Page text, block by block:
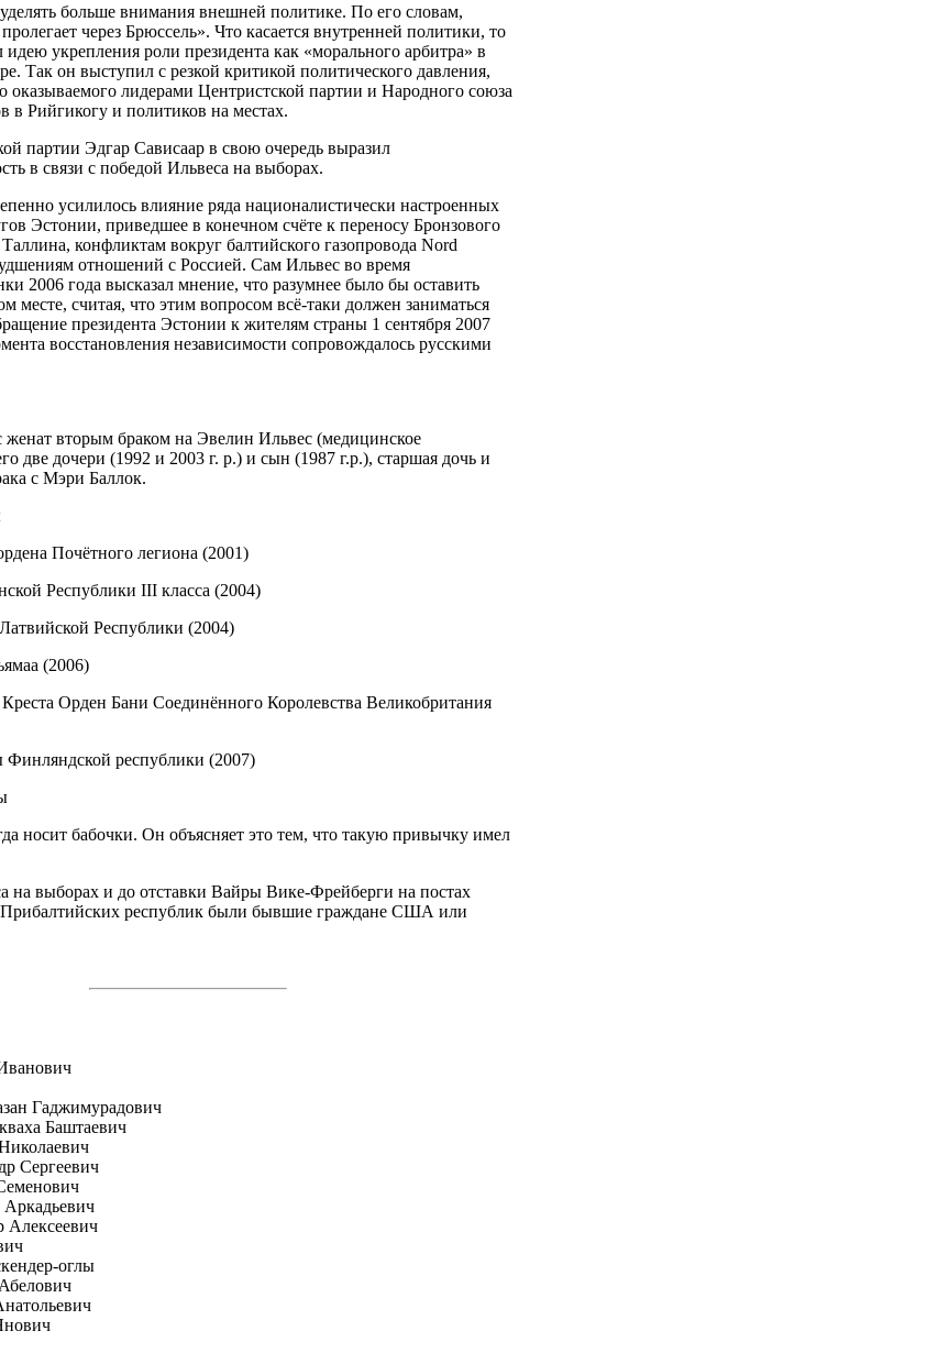
больше внимания внешней политике. По его словам,
через Брюссель». Что касается внутренней политики, то
укрепления роли президента как «морального арбитра» в
Так он выступил с резкой критикой политического давления,
оказываемого лидерами Центристской партии и Народного союза
в Рийгикогу и политиков на местах.
партии Эдгар Сависаар в свою очередь выразил
в связи с победой Ильвеса на выборах.
усилилось влияние ряда националистически настроенных
Эстонии, приведшее в конечном счёте к переносу Бронзового
Таллина, конфликтам вокруг балтийского газопровода Nord
отношений с Россией. Сам Ильвес во время
2006 года высказал мнение, что разумнее было бы оставить
месте, считая, что этим вопросом всё-таки должен заниматься
президента Эстонии к жителям страны 1 сентября 2007
восстановления независимости сопровождалось русскими
женат вторым браком на Эвелин Ильвес (медицинское
две дочери (1992 и 2003 г. р.) и сын (1987 г.р.), старшая дочь и
с Мэри Баллок.
Почётного легиона (2001)
Республики III класса (2004)
Республики (2004)
(2006)
Орден Бани Соединённого Королевства Великобритания
республики (2007)
носит бабочки. Он объясняет это тем, что такую привычку имел
на выборах и до отставки Вайры Вике-Фрейберги на постах
Прибалтийских республик были бывшие граждане США или
Гаджимурадович
Баштаевич
Сергеевич
Алексеевич
оглы